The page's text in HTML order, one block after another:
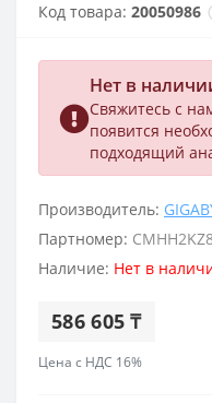
Код товара: 20050986
Нет в
Свяжитесь с
появится
подходящий
Производитель:
Партномер:
Наличие: Нет в
586 605 ₸
Цена с НДС 16%